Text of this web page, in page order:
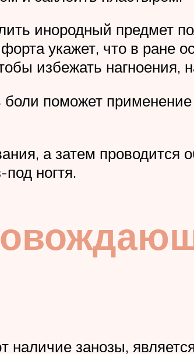
инородный предмет
укажет, что в ране
избежать нагноения,
поможет
а затем проводится
ногтя.
наличие занозы,